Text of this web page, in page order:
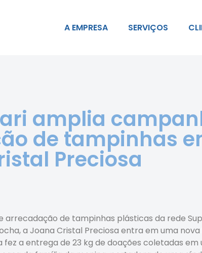
A EMPRESA SERVIÇOS
amplia
de tampinhas
Preciosa
arrecadação de tampinhas plásticas da rede
a Joana Cristal Preciosa entra em uma
a entrega de 23 kg de doações coletadas em